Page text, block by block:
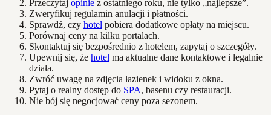
Przeczytaj opinie z ostatniego roku, nie tylko „najlepsze”.
Zweryfikuj regulamin anulacji i płatności.
Sprawdź, czy hotel pobiera dodatkowe opłaty na miejscu.
Porównaj ceny na kilku portalach.
Skontaktuj się bezpośrednio z hotelem, zapytaj o szczegóły.
Upewnij się, że hotel ma aktualne dane kontaktowe i legalnie
działa.
Zwróć uwagę na zdjęcia łazienek i widoku z okna.
Pytaj o realny dostęp do SPA, basenu czy restauracji.
Nie bój się negocjować ceny poza sezonem.